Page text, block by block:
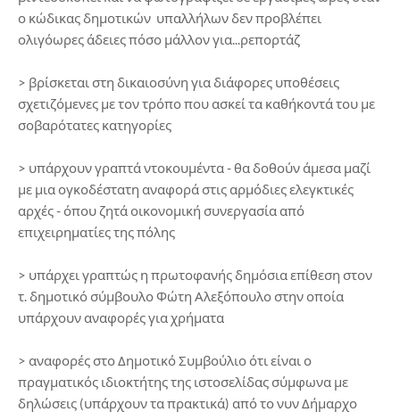
ο κώδικας δημοτικών υπαλλήλων δεν προβλέπει
ολιγόωρες άδειες πόσο μάλλον για...ρεπορτάζ
> βρίσκεται στη δικαιοσύνη για διάφορες υποθέσεις
σχετιζόμενες με τον τρόπο που ασκεί τα καθήκοντά του με
σοβαρότατες κατηγορίες
> υπάρχουν γραπτά ντοκουμέντα - θα δοθούν άμεσα μαζί
με μια ογκοδέστατη αναφορά στις αρμόδιες ελεγκτικές
αρχές - όπου ζητά οικονομική συνεργασία από
επιχειρηματίες της πόλης
> υπάρχει γραπτώς η πρωτοφανής δημόσια επίθεση στον
τ. δημοτικό σύμβουλο Φώτη Αλεξόπουλο στην οποία
υπάρχουν αναφορές για χρήματα
> αναφορές στο Δημοτικό Συμβούλιο ότι είναι ο
πραγματικός ιδιοκτήτης της ιστοσελίδας σύμφωνα με
δηλώσεις (υπάρχουν τα πρακτικά) από το νυν Δήμαρχο